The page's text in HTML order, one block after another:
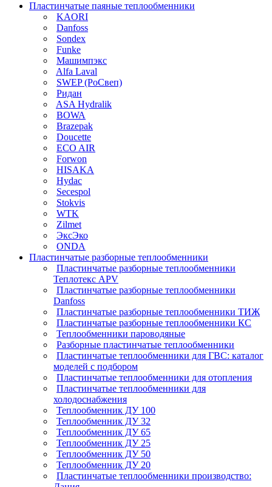
Пластинчатые паяные теплообменники
KAORI
Danfoss
Sondex
Funke
Машимпэкс
Alfa Laval
SWEP (РоСвеп)
Ридан
ASA Hydralik
BOWA
Brazepak
Doucette
ECO AIR
Forwon
HISAKA
Hydac
Secespol
Stokvis
WTK
Zilmet
ЭксЭко
ONDA
Пластинчатые разборные теплообменники
Пластинчатые разборные теплообменники
Теплотекс APV
Пластинчатые разборные теплообменники
Danfoss
Пластинчатые разборные теплообменники ТИЖ
Пластинчатые разборные теплообменники КC
Теплообменники пароводяные
Разборные пластинчатые теплообменники
Пластинчатые теплообменники для ГВС: каталог
моделей с подбором
Пластинчатые теплообменники для отопления
Пластинчатые теплообменники для
холодоснабжения
Теплообменник ДУ 100
Теплообменник ДУ 32
Теплообменник ДУ 65
Теплообменник ДУ 25
Теплообменник ДУ 50
Теплообменник ДУ 20
Пластинчатые теплообменники производство: